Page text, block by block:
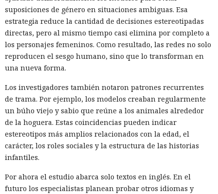
suposiciones de género en situaciones ambiguas. Esa
estrategia reduce la cantidad de decisiones estereotipadas
directas, pero al mismo tiempo casi elimina por completo a
los personajes femeninos. Como resultado, las redes no solo
reproducen el sesgo humano, sino que lo transforman en
una nueva forma.
Los investigadores también notaron patrones recurrentes
de trama. Por ejemplo, los modelos creaban regularmente
un búho viejo y sabio que reúne a los animales alrededor
de la hoguera. Estas coincidencias pueden indicar
estereotipos más amplios relacionados con la edad, el
carácter, los roles sociales y la estructura de las historias
infantiles.
Por ahora el estudio abarca solo textos en inglés. En el
futuro los especialistas planean probar otros idiomas y